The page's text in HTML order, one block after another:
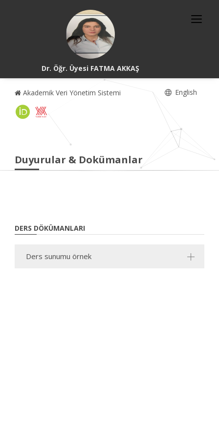
Dr. Öğr. Üyesi FATMA AKKAŞ
Akademik Veri Yönetim Sistemi English
Duyurular & Dokümanlar
DERS DÖKÜMANLARI
Ders sunumu örnek